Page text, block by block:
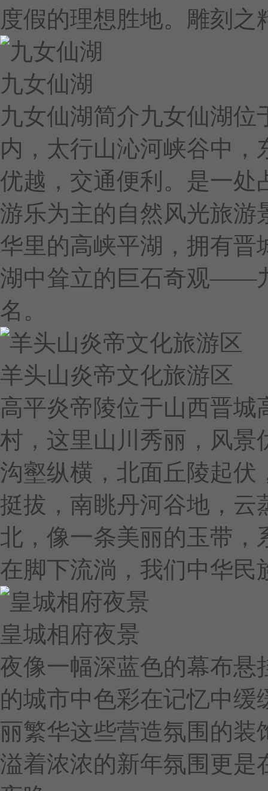
度假的理想胜地。雕刻之
九女仙湖
九女仙湖简介九女仙湖
内，太行山沁河峡谷中，
优越，交通便利。是一处
游乐为主的自然风光旅游
华里的高峡平湖，拥有晋
湖中耸立的巨石奇观——
名。
羊头山炎帝文化旅游区
高平炎帝陵位于山西晋城
村，这里山川秀丽，风景
沟壑纵横，北面丘陵起伏
挺拔，南眺丹河谷地，云
北，像一条美丽的玉带，
在脚下流淌，我们中华民
皇城相府夜景
夜像一幅深蓝色的幕布悬
的城市中色彩在记忆中
丽繁华这些营造氛围的装
溢着浓浓的新年氛围更是